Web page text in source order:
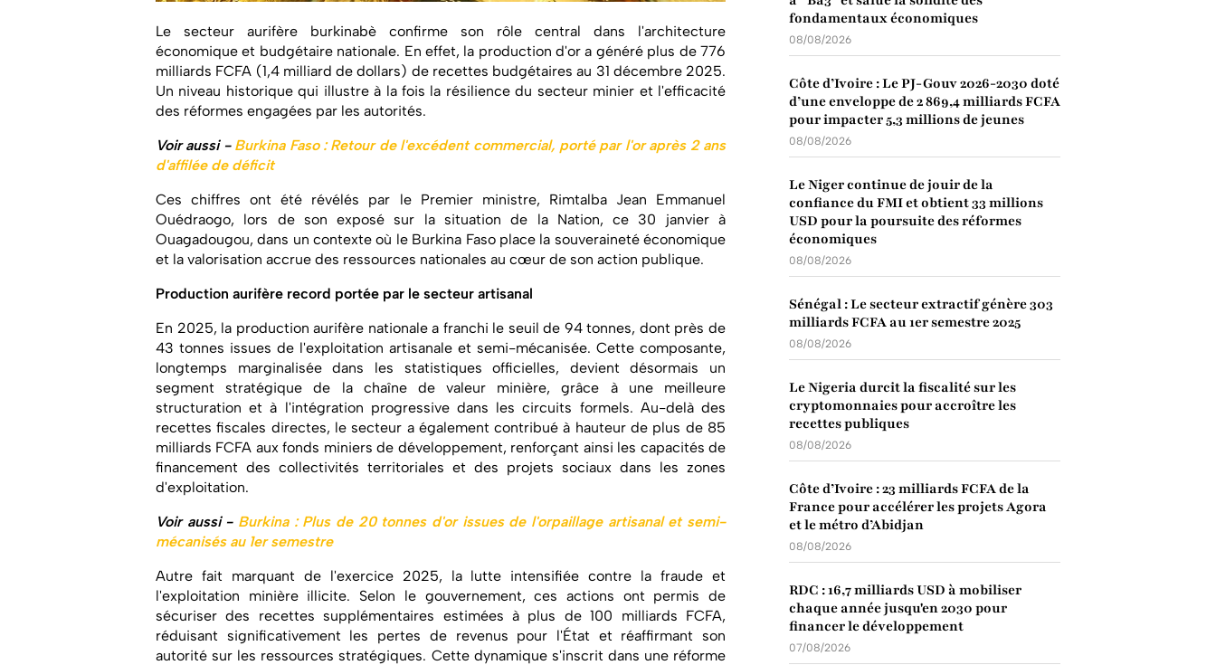
Le secteur aurifère burkinabè confirme son rôle central dans l'architecture
économique et budgétaire nationale. En effet, la production d'or a généré plus de 776
milliards FCFA (1,4 milliard de dollars) de recettes budgétaires au 31 décembre 2025.
Un niveau historique qui illustre à la fois la résilience du secteur minier et l'efficacité
des réformes engagées par les autorités.
Voir aussi - Burkina Faso : Retour de l'excédent commercial, porté par l'or après 2 ans
d'affilée de déficit
Ces chiffres ont été révélés par le Premier ministre, Rimtalba Jean Emmanuel
Ouédraogo, lors de son exposé sur la situation de la Nation, ce 30 janvier à
Ouagadougou, dans un contexte où le Burkina Faso place la souveraineté économique
et la valorisation accrue des ressources nationales au cœur de son action publique.
Production aurifère record portée par le secteur artisanal
En 2025, la production aurifère nationale a franchi le seuil de 94 tonnes, dont près de
43 tonnes issues de l'exploitation artisanale et semi-mécanisée. Cette composante,
longtemps marginalisée dans les statistiques officielles, devient désormais un
segment stratégique de la chaîne de valeur minière, grâce à une meilleure
structuration et à l'intégration progressive dans les circuits formels. Au-delà des
recettes fiscales directes, le secteur a également contribué à hauteur de plus de 85
milliards FCFA aux fonds miniers de développement, renforçant ainsi les capacités de
financement des collectivités territoriales et des projets sociaux dans les zones
d'exploitation.
Voir aussi - Burkina : Plus de 20 tonnes d'or issues de l'orpaillage artisanal et semi-
mécanisés au 1er semestre
Autre fait marquant de l'exercice 2025, la lutte intensifiée contre la fraude et
l'exploitation minière illicite. Selon le gouvernement, ces actions ont permis de
sécuriser des recettes supplémentaires estimées à plus de 100 milliards FCFA,
réduisant significativement les pertes de revenus pour l'État et réaffirmant son
autorité sur les ressources stratégiques. Cette dynamique s'inscrit dans une réforme
fondamentaux économiques
08/08/2026
Côte d’Ivoire : Le PJ-Gouv 2026-2030 doté
d’une enveloppe de 2 869,4 milliards FCFA
pour impacter 5,3 millions de jeunes
08/08/2026
Le Niger continue de jouir de la
confiance du FMI et obtient 33 millions
USD pour la poursuite des réformes
économiques
08/08/2026
Sénégal : Le secteur extractif génère 303
milliards FCFA au 1er semestre 2025
08/08/2026
Le Nigeria durcit la fiscalité sur les
cryptomonnaies pour accroître les
recettes publiques
08/08/2026
Côte d’Ivoire : 23 milliards FCFA de la
France pour accélérer les projets Agora
et le métro d’Abidjan
08/08/2026
RDC : 16,7 milliards USD à mobiliser
chaque année jusqu'en 2030 pour
financer le développement
07/08/2026